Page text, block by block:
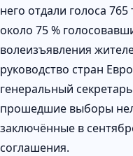
него отдали голоса
около 75 %
волеизъявления
руководство стран
генеральный
прошедшие выборы
заключённые в
соглашения.